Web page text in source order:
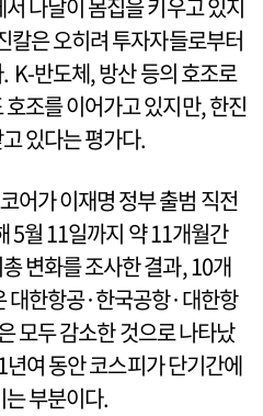
나날이 몸집을 키우고 있지
칼은 오히려 투자자들로부터
K-반도체, 방산 등의 호조로
조를 이어가고 있지만, 한진
있다는 평가다.
어가 이재명 정부 출범 직전
5월 11일까지 약 11개월간
변화를 조사한 결과, 10개
대한항공·한국공항·대한항
모두 감소한 것으로 나타났
여 동안 코스피가 단기간에
부분이다.